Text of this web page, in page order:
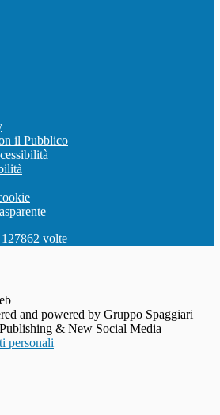
il Pubblico
127862 volte
and powered by Gruppo Spaggiari
& New Social Media
personali